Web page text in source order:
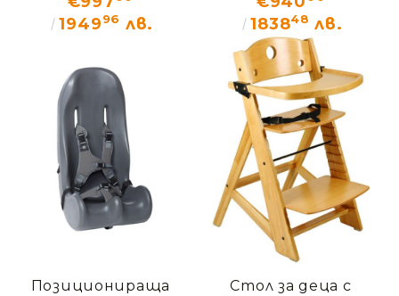
194996 лв. 183848 лв.
Позиционираща
Стол за деца с